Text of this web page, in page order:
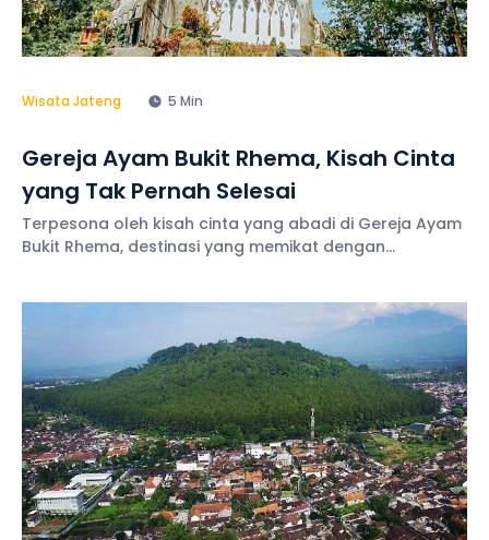
Wisata Jateng 5 Min
Gereja Ayam Bukit Rhema, Kisah Cinta
yang Tak Pernah Selesai
Terpesona oleh kisah cinta yang abadi di Gereja Ayam
Bukit Rhema, destinasi yang memikat dengan